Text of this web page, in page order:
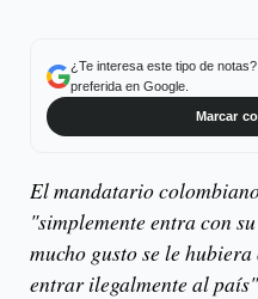
¿Te interesa este tipo de
preferida en Google.
Marcar
El mandatario
"simplemente entra con
mucho gusto se le
entrar ilegalmente al